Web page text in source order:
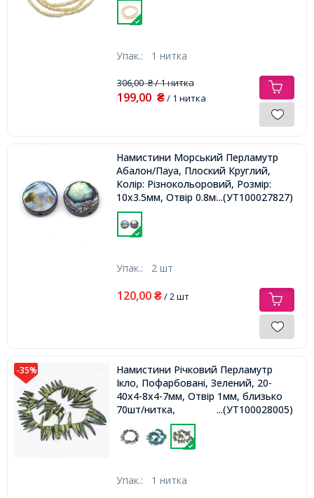
Упак.: 1 нитка
306,00₴/ 1 нитка
199,00 ₴/ 1 нитка
Намистини Морський Перламутр
Абалон/Пауа, Плоский Круглий,
Колір: Різнокольоровий, Розмір:
10x3.5мм, Отвір 0.8мм,...(УТ100027827)
Упак.: 2 шт
120,00 ₴/ 2 шт
-35%
Намистини Річковий Перламутр
Ікло, Пофарбовані, Зелений, 20-
40x4-8x4-7мм, Отвір 1мм, близько
70шт/нитка,
...(УТ100028005)
Упак.: 1 нитка